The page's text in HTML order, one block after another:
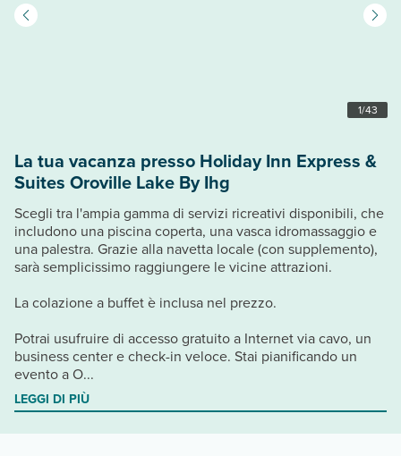
1/43
La tua vacanza presso Holiday Inn Express &
Suites Oroville Lake By Ihg
Scegli tra l'ampia gamma di servizi ricreativi disponibili, che
includono una piscina coperta, una vasca idromassaggio e
una palestra. Grazie alla navetta locale (con supplemento),
sarà semplicissimo raggiungere le vicine attrazioni.
La colazione a buffet è inclusa nel prezzo.
Potrai usufruire di accesso gratuito a Internet via cavo, un
business center e check-in veloce. Stai pianificando un
evento a O...
LEGGI DI PIÙ